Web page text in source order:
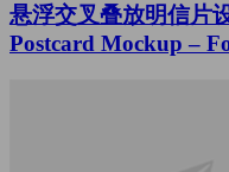
悬浮交叉叠放明信片
Postcard Mockup –